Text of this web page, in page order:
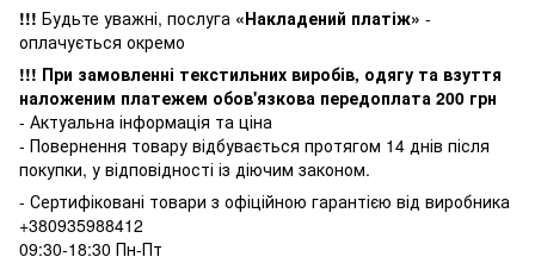
!!! Будьте уважні, послуга «Накладений платіж» -
оплачується окремо
!!! При замовленні текстильних виробів, одягу та взуття
наложеним платежем обов'язкова передоплата 200 грн
- Актуальна інформація та ціна
- Повернення товару відбувається протягом 14 днів після
покупки, у відповідності із діючим законом.
- Сертифіковані товари з офіційною гарантією від виробника
+380935988412
09:30-18:30 Пн-Пт